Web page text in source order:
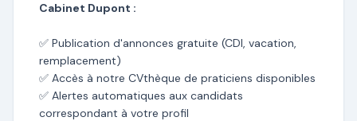
Cabinet Dupont :
✅ Publication d'annonces gratuite (CDI, vacation,
remplacement)
✅ Accès à notre CVthèque de praticiens disponibles
✅ Alertes automatiques aux candidats
correspondant à votre profil